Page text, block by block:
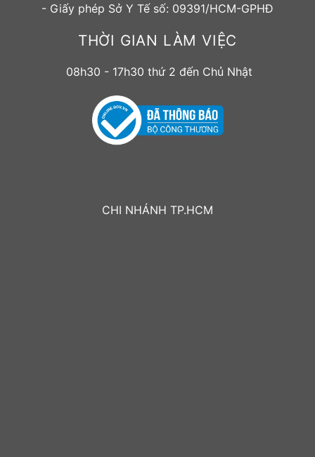
- Giấy phép Sở Y Tế số: 09391/HCM-GPHĐ
THỜI GIAN LÀM VIỆC
08h30 - 17h30 thứ 2 đến Chủ Nhật
CHI NHÁNH TP.HCM